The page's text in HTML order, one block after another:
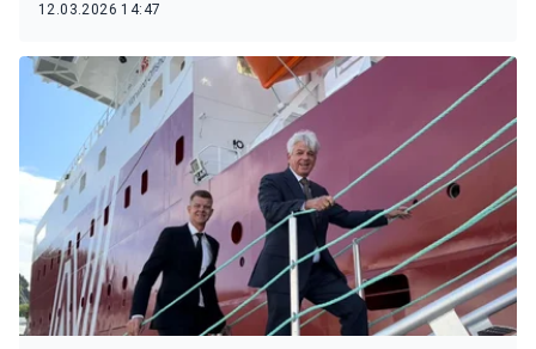
12.03.2026 14:47